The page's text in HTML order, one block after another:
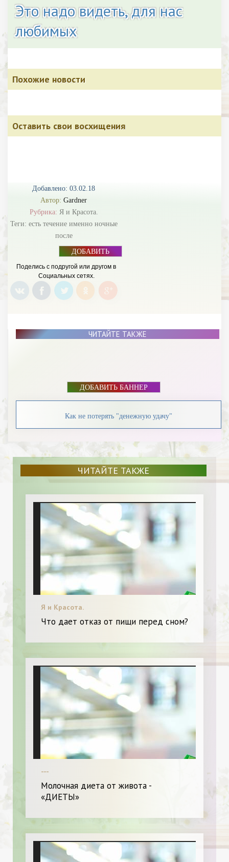
Добавлено: 03.02.18
Автор: Gardner
Рубрика: Я и Красота.
Теги: есть течение именно ночные
после
ДОБАВИТЬ
Поделись с подругой или другом в
Социальных сетях.
Это надо видеть, для нас
любимых
Похожие новости
Оставить свои восхищения
ЧИТАЙТЕ ТАКЖЕ
ДОБАВИТЬ БАННЕР
Как не потерять "денежную удачу"
ЧИТАЙТЕ ТАКЖЕ
Я и Красота.
Что дает отказ от пищи перед сном?
---
Молочная диета от живота -
«ДИЕТЫ»